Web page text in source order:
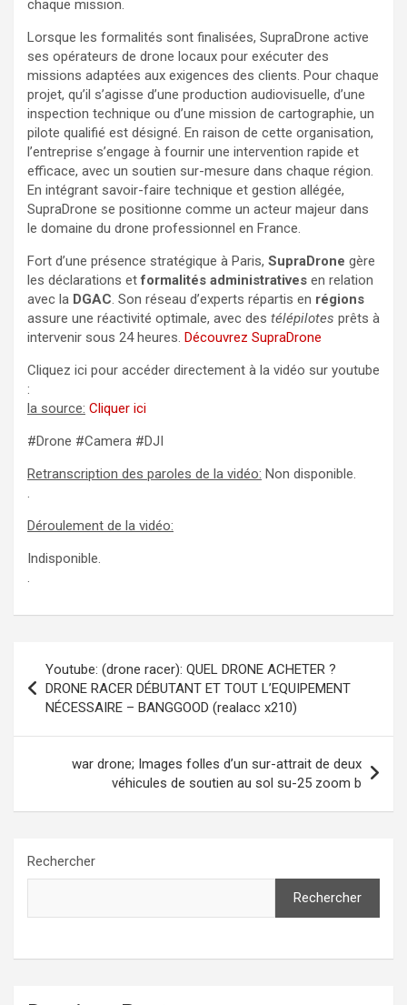
chaque mission.
Lorsque les formalités sont finalisées, SupraDrone active
ses opérateurs de drone locaux pour exécuter des
missions adaptées aux exigences des clients. Pour chaque
projet, qu’il s’agisse d’une production audiovisuelle, d’une
inspection technique ou d’une mission de cartographie, un
pilote qualifié est désigné. En raison de cette organisation,
l’entreprise s’engage à fournir une intervention rapide et
efficace, avec un soutien sur-mesure dans chaque région.
En intégrant savoir-faire technique et gestion allégée,
SupraDrone se positionne comme un acteur majeur dans
le domaine du drone professionnel en France.
Fort d’une présence stratégique à Paris, SupraDrone gère
les déclarations etformalités administratives en relation
avec la DGAC. Son réseau d’experts répartis en régions
assure une réactivité optimale, avec des télépilotes prêts à
intervenir sous 24 heures. Découvrez SupraDrone
Cliquez ici pour accéder directement à la vidéo sur youtube
:
la source: Cliquer ici
#Drone #Camera #DJI
Retranscription des paroles de la vidéo: Non disponible.
.
Déroulement de la vidéo:
Indisponible.
.
de
l’article
Youtube: (drone racer): QUEL DRONE ACHETER ?
DRONE RACER DÉBUTANT ET TOUT L’EQUIPEMENT
NÉCESSAIRE – BANGGOOD (realacc x210)
war drone; Images folles d’un sur-attrait de deux
véhicules de soutien au sol su-25 zoom b
Rechercher
Rechercher